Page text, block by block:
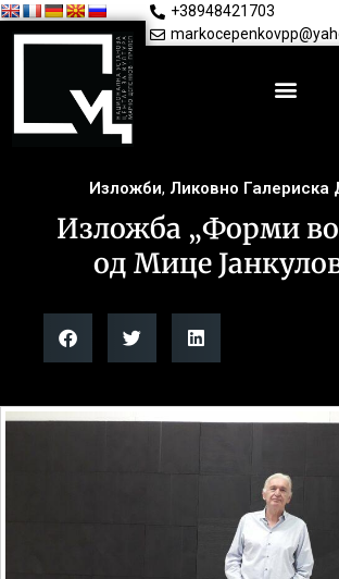
+38948421703
Изложби, Ликовно Галериска
Изложба „Форми
од Мице